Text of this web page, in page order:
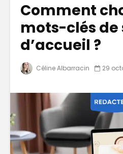
Comment
mots-clés de
d’accueil ?
Céline Albarracin 29